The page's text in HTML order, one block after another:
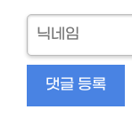
닉
네